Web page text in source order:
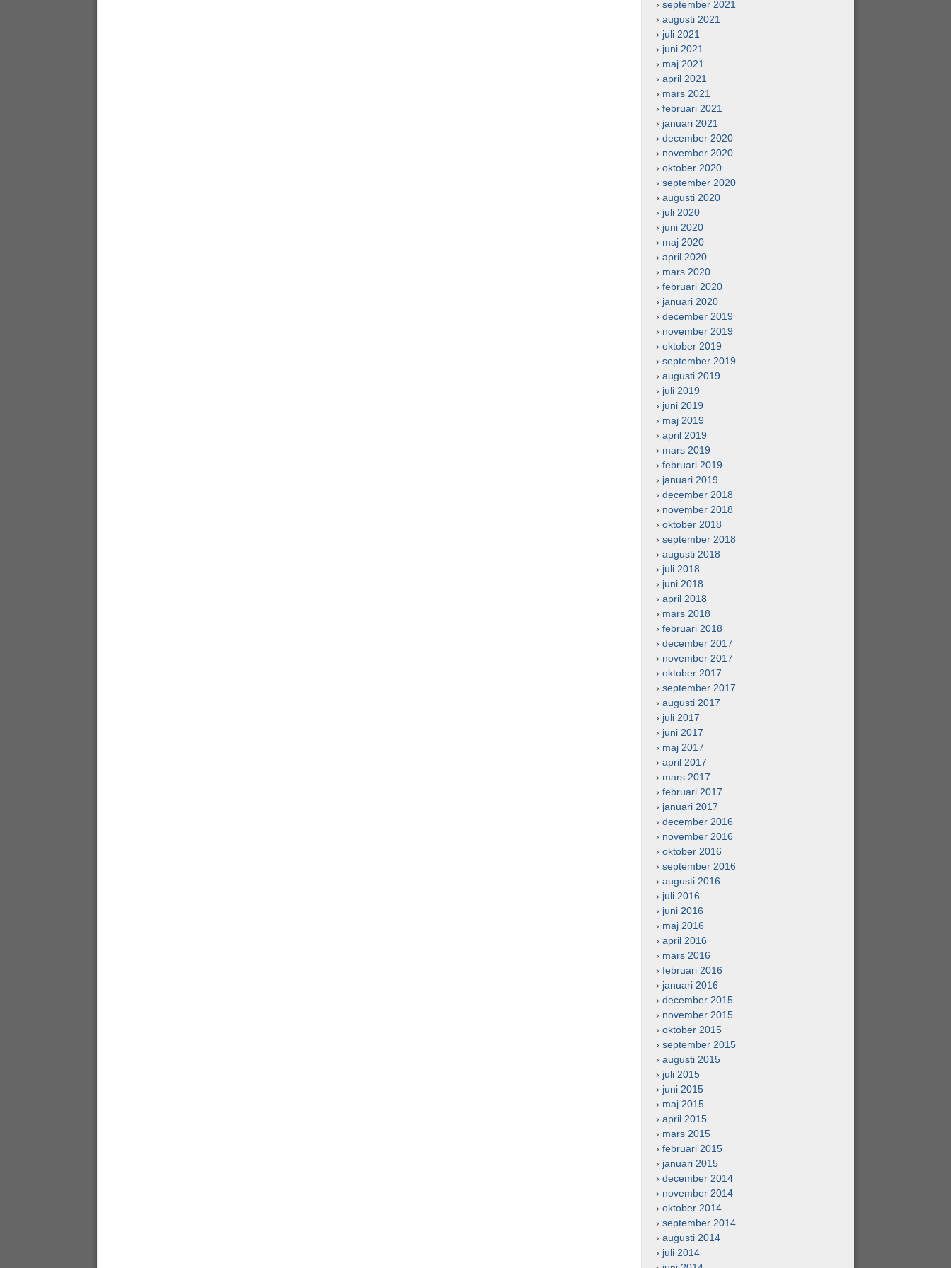
september 2021
augusti 2021
juli 2021
juni 2021
maj 2021
april 2021
mars 2021
februari 2021
januari 2021
december 2020
november 2020
oktober 2020
september 2020
augusti 2020
juli 2020
juni 2020
maj 2020
april 2020
mars 2020
februari 2020
januari 2020
december 2019
november 2019
oktober 2019
september 2019
augusti 2019
juli 2019
juni 2019
maj 2019
april 2019
mars 2019
februari 2019
januari 2019
december 2018
november 2018
oktober 2018
september 2018
augusti 2018
juli 2018
juni 2018
april 2018
mars 2018
februari 2018
december 2017
november 2017
oktober 2017
september 2017
augusti 2017
juli 2017
juni 2017
maj 2017
april 2017
mars 2017
februari 2017
januari 2017
december 2016
november 2016
oktober 2016
september 2016
augusti 2016
juli 2016
juni 2016
maj 2016
april 2016
mars 2016
februari 2016
januari 2016
december 2015
november 2015
oktober 2015
september 2015
augusti 2015
juli 2015
juni 2015
maj 2015
april 2015
mars 2015
februari 2015
januari 2015
december 2014
november 2014
oktober 2014
september 2014
augusti 2014
juli 2014